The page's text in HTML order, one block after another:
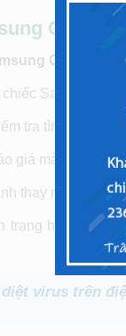
Galaxy
Galaxy
Samsung
tra tình trạng
giá màn hình
thay mới màn
trạng hoạt động
diệt virus trên